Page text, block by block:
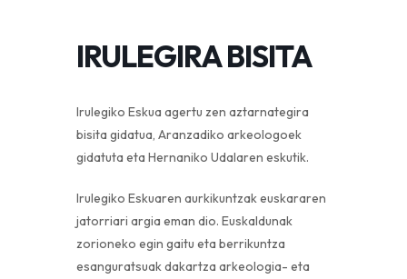
IRULEGIRA BISITA
Irulegiko Eskua agertu zen aztarnategira
bisita gidatua, Aranzadiko arkeologoek
gidatuta eta Hernaniko Udalaren eskutik.
Irulegiko Eskuaren aurkikuntzak euskararen
jatorriari argia eman dio. Euskaldunak
zorioneko egin gaitu eta berrikuntza
esanguratsuak dakartza arkeologia- eta